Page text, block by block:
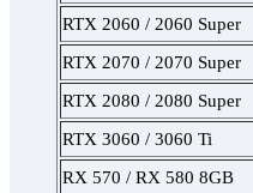
RTX 2060 / 2060 Super
RTX 2070 / 2070 Super
RTX 2080 / 2080 Super
RTX 3060 / 3060 Ti
RX 570 / RX 580 8GB